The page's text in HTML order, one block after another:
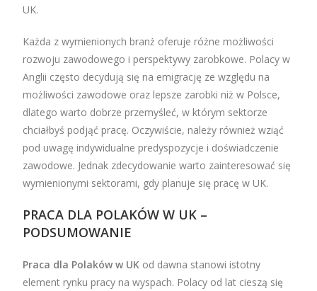
UK.
Każda z wymienionych branż oferuje różne możliwości
rozwoju zawodowego i perspektywy zarobkowe. Polacy w
Anglii często decydują się na emigrację ze względu na
możliwości zawodowe oraz lepsze zarobki niż w Polsce,
dlatego warto dobrze przemyśleć, w którym sektorze
chciałbyś podjąć pracę. Oczywiście, należy również wziąć
pod uwagę indywidualne predyspozycje i doświadczenie
zawodowe. Jednak zdecydowanie warto zainteresować się
wymienionymi sektorami, gdy planuje się pracę w UK.
PRACA DLA POLAKÓW W UK –
PODSUMOWANIE
Praca dla Polaków w UK od dawna stanowi istotny
element rynku pracy na wyspach. Polacy od lat cieszą się